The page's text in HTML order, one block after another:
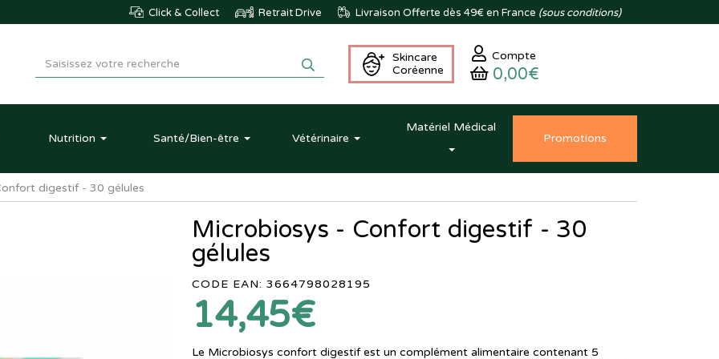
Click & Collect Retrait Drive Livraison Offerte dès 49€ en France (sous conditions)
Skincare
Coréenne
Compte
0,00€
Nutrition Santé/Bien-être Vétérinaire
Matériel Médical
Promotions
digestif - 30 gélules
Microbiosys - Confort digestif - 30
gélules
CODE EAN: 3664798028195
14,45€
Le Microbiosys confort digestif est un complément alimentaire contenant 5